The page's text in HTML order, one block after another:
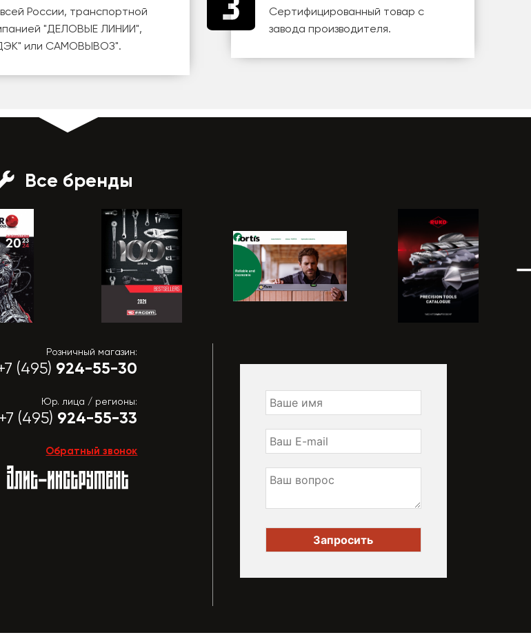
России, транспортной
"ДЕЛОВЫЕ ЛИНИИ",
или САМОВЫВОЗ".
Сертифицированный товар с
завода производителя.
Все бренды
Розничный магазин:
(495) 924-55-30
Юр. лица / регионы:
+7 (495) 924-55-33
Обратный звонок